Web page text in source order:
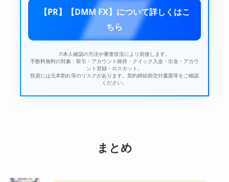
【PR】【DMM FX】について詳しくはこ
ちら
※本人確認の方法や審査状況により前後します。
手数料無料の対象：取引・アカウント維持・クイック入金・出金・アカウ
ント登録・ロスカット。
投資には元本割れ等のリスクがあります。契約締結前交付書面等をご確認
ください。
まとめ